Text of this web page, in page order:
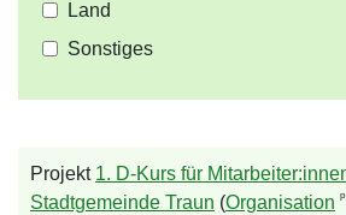
Land
Sonstiges
Projekt 1. D-Kurs für
Stadtgemeinde Traun (Organisation ᵖ